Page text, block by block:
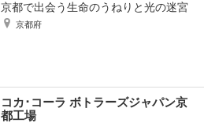
京都で出会う生命のうねりと光の迷宮
京都府
コカ･コーラ ボトラーズジャパン京
都工場